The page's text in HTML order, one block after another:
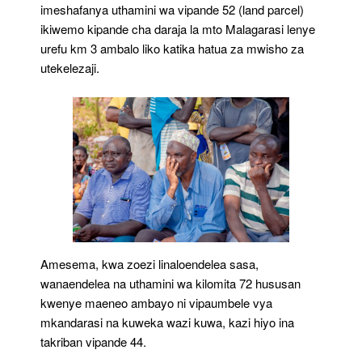
imeshafanya uthamini wa vipande 52 (land parcel)
ikiwemo kipande cha daraja la mto Malagarasi lenye
urefu km 3 ambalo liko katika hatua za mwisho za
utekelezaji.
Amesema, kwa zoezi linaloendelea sasa,
wanaendelea na uthamini wa kilomita 72 hususan
kwenye maeneo ambayo ni vipaumbele vya
mkandarasi na kuweka wazi kuwa, kazi hiyo ina
takriban vipande 44.